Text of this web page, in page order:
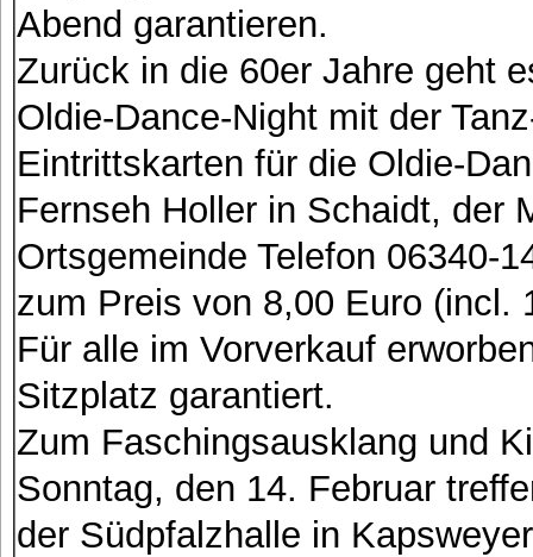
Abend garantieren.
Zurück in die 60er Jahre geht
Oldie-Dance-Night mit der
Eintrittskarten für die Oldie-
Fernseh Holler in Schaidt, der
Ortsgemeinde Telefon 06340-
zum Preis von 8,00 Euro (incl.
Für alle im Vorverkauf
Sitzplatz garantiert.
Zum Faschingsausklang und
Sonntag, den 14. Februar
der Südpfalzhalle in